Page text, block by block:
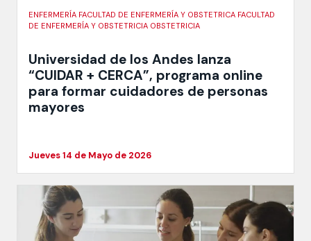
ENFERMERÍA FACULTAD DE ENFERMERÍA Y OBSTETRICA FACULTAD
DE ENFERMERÍA Y OBSTETRICIA OBSTETRICIA
Universidad de los Andes lanza
“CUIDAR + CERCA”, programa online
para formar cuidadores de personas
mayores
Jueves 14 de Mayo de 2026